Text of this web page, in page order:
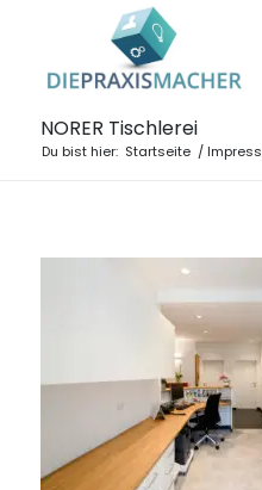
NORER Tischlerei
Du bist hier: Startseite /